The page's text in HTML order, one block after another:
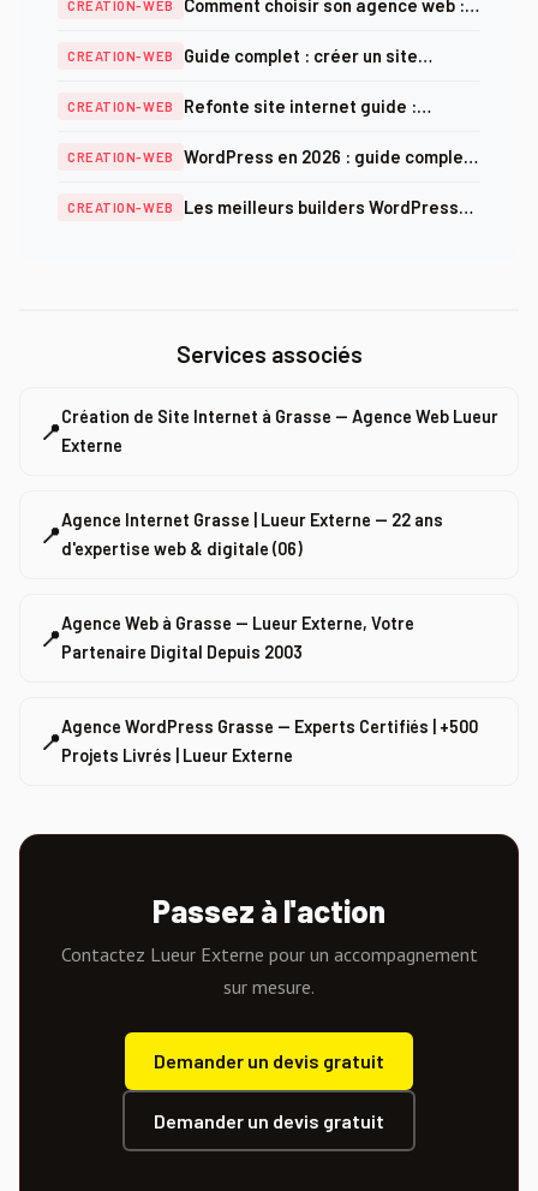
CREATION-WEB
Comment choisir son agence web :
2025
CREATION-WEB
Guide complet : créer un site
CREATION-WEB
Refonte site internet guide :
SEO 2025
CREATION-WEB
WordPress en 2026 : guide complet
CREATION-WEB
Les meilleurs builders WordPress
Services associés
📍
Création de Site Internet à Grasse — Agence Web Lueur
Externe
📍
Agence Internet Grasse | Lueur Externe — 22 ans
d'expertise web & digitale (06)
📍
Agence Web à Grasse — Lueur Externe, Votre
Partenaire Digital Depuis 2003
📍
Agence WordPress Grasse — Experts Certifiés | +500
Projets Livrés | Lueur Externe
Passez à l'action
Contactez Lueur Externe pour un accompagnement
sur mesure.
Demander un devis gratuit
Demander un devis gratuit